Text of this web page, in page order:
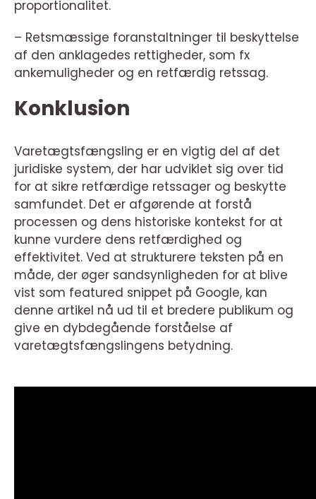
proportionalitet.
– Retsmæssige foranstaltninger til beskyttelse
af den anklagedes rettigheder, som fx
ankemuligheder og en retfærdig retssag.
Konklusion
Varetægtsfængsling er en vigtig del af det
juridiske system, der har udviklet sig over tid
for at sikre retfærdige retssager og beskytte
samfundet. Det er afgørende at forstå
processen og dens historiske kontekst for at
kunne vurdere dens retfærdighed og
effektivitet. Ved at strukturere teksten på en
måde, der øger sandsynligheden for at blive
vist som featured snippet på Google, kan
denne artikel nå ud til et bredere publikum og
give en dybdegående forståelse af
varetægtsfængslingens betydning.